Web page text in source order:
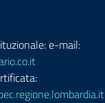
e-mail: